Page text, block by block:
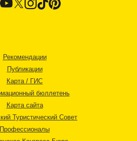
Рекомендации
Публикации
Карта / ГИС
бюллетень
Карта сайта
Туристический Совет
Профессионалы